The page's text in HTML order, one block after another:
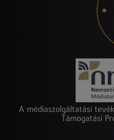
A médiaszolgáltatási
Támogatási